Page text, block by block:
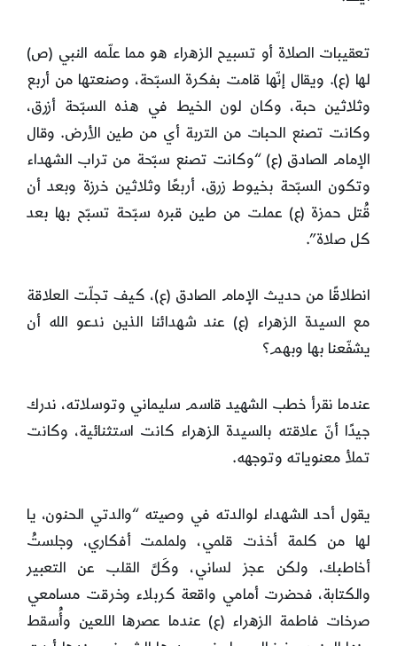
تعقيبات الصلاة أو تسبيح الزهراء هو مما علّمه النبي (ص)
لها (ع). ويقال إنّها قامت بفكرة السبّحة، وصنعتها من أربع
وثلاثين حبة، وكان لون الخيط في هذه السبّحة أزرق،
وكانت تصنع الحبات من التربة أي من طين الأرض. وقال
الإمام الصادق (ع) “وكانت تصنع سبّحة من تراب الشهداء
وتكون السبّحة بخيوط زرق، أربعًا وثلاثين خرزة وبعد أن
قُتل حمزة (ع) عملت من طين قبره سبّحة تسبّح بها بعد
كل صلاة”.
انطلاقًا من حديث الإمام الصادق (ع)، كيف تجلّت العلاقة
مع السيدة الزهراء (ع) عند شهدائنا الذين ندعو الله أن
يشفّعنا بها وبهم؟
عندما نقرأ خطب الشهيد قاسم سليماني وتوسلاته، ندرك
جيدًا أنّ علاقته بالسيدة الزهراء كانت استثنائية، وكانت
تملأ معنوياته وتوجهه.
يقول أحد الشهداء لوالدته في وصيته “والدتي الحنون، يا
لها من كلمة أخذت قلمي، ولملمت أفكاري، وجلستُ
أخاطبك، ولكن عجز لساني، وكَلَّ القلب عن التعبير
والكتابة، فحضرت أمامي واقعة كربلاء وخرقت مسامعي
صرخات فاطمة الزهراء (ع) عندما عصرها اللعين وأُسقط